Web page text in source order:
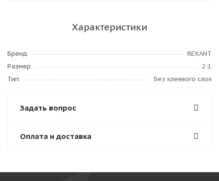
Характеристики
Бренд
REXANT
Размер
2:1
Тип
Без клеевого слоя
Задать вопрос
Оплата и доставка